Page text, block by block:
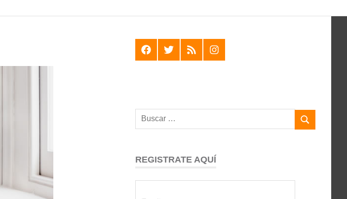
F T R I
REGISTRATE AQUÍ